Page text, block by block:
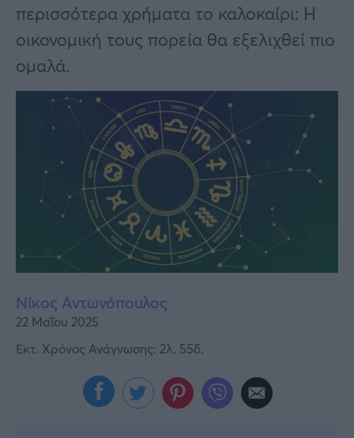
ΕΣΠΑ
Lifestyle
Αθλητικά
Υγεία
Γυναίκα
Καιρός
περισσότερα χρήματα το καλοκαίρι: Η
οικονομική τους πορεία θα εξελιχθεί πιο
ομαλά.
Νίκος Αντωνόπουλος
22 Μαΐου 2025
Εκτ. Χρόνος Ανάγνωσης: 2λ. 55δ.